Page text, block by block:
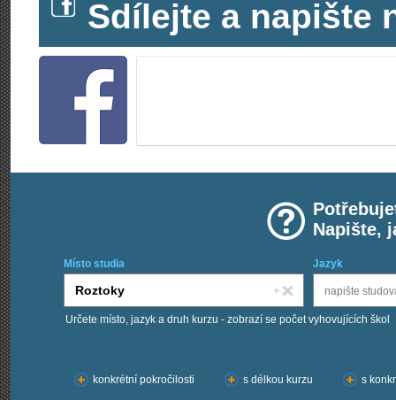
Sdílejte a napište
Napište,
Místo studia Jazyk
Určete místo, jazyk a druh kurzu - zobrazí se počet vyhovujících škol
konkrétní pokročilosti
s délkou kurzu s